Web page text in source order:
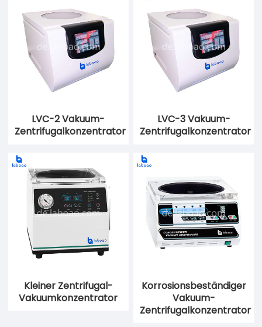
LVC-2 Vakuum-
Zentrifugalkonzentrator
LVC-3 Vakuum-
Zentrifugalkonzentrator
Kleiner Zentrifugal-
Vakuumkonzentrator
Korrosionsbeständiger
Vakuum-
Zentrifugalkonzentrator